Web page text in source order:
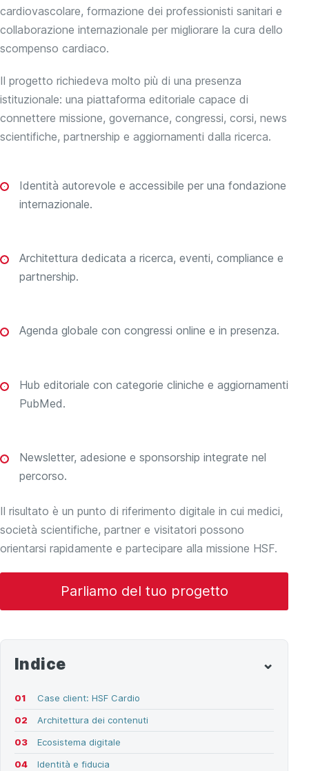
cardiovascolare, formazione dei professionisti sanitari e
collaborazione internazionale per migliorare la cura dello
scompenso cardiaco.
Il progetto richiedeva molto più di una presenza
istituzionale: una piattaforma editoriale capace di
connettere missione, governance, congressi, corsi, news
scientifiche, partnership e aggiornamenti dalla ricerca.
Identità autorevole e accessibile per una fondazione
internazionale.
Architettura dedicata a ricerca, eventi, compliance e
partnership.
Agenda globale con congressi online e in presenza.
Hub editoriale con categorie cliniche e aggiornamenti
PubMed.
Newsletter, adesione e sponsorship integrate nel
percorso.
Il risultato è un punto di riferimento digitale in cui medici,
società scientifiche, partner e visitatori possono
orientarsi rapidamente e partecipare alla missione HSF.
Parliamo del tuo progetto
Indice
Case client: HSF Cardio
Architettura dei contenuti
Ecosistema digitale
Identità e fiducia